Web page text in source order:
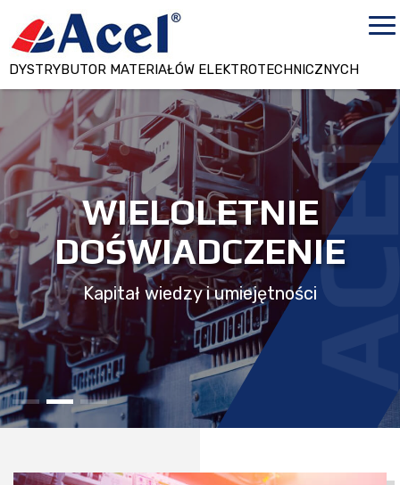
DYSTRYBUTOR MATERIAŁÓW ELEKTROTECHNICZNYCH
WIELOLETNIE
DOŚWIADCZENIE
Kapitał wiedzy i umiejętności